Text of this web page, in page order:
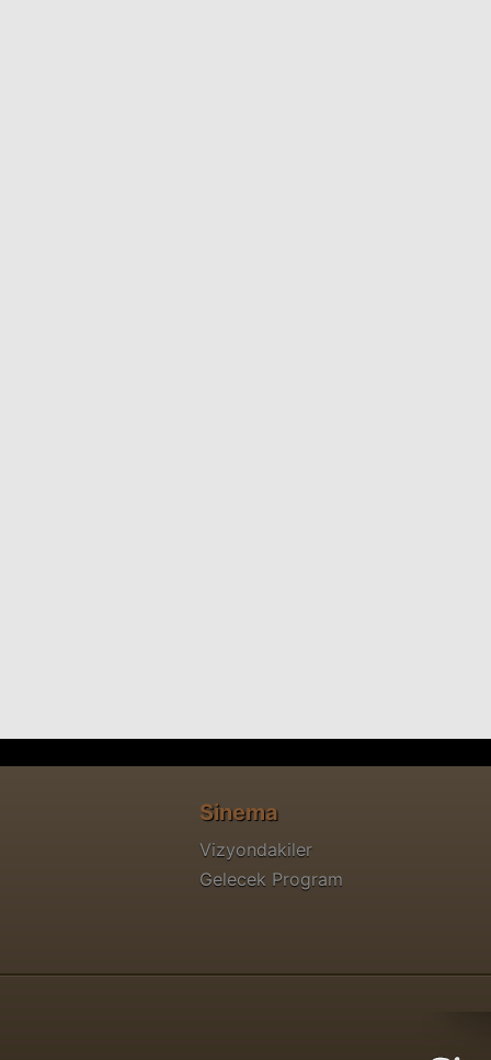
Sinema
Vizyondakiler
Gelecek Program